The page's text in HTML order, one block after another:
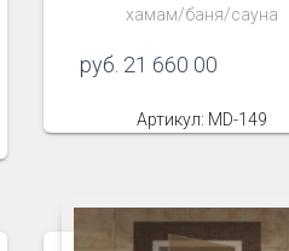
хамам/баня/сауна
руб. 21 660 00
Артикул: MD-149